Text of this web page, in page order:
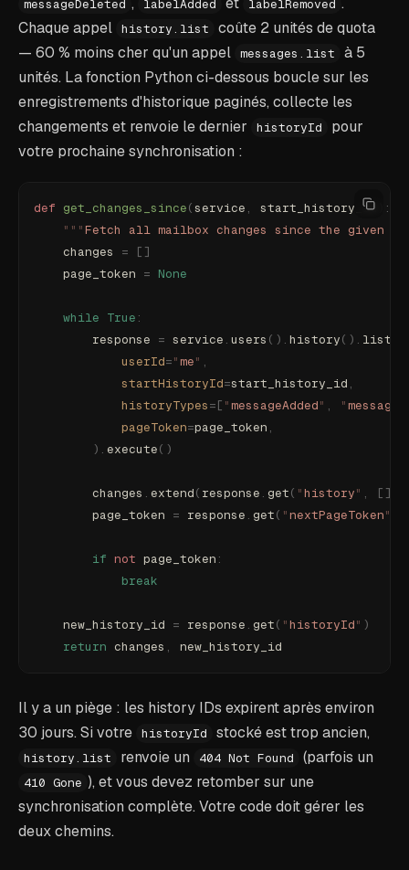
messageDeleted labelAdded labelRemoved
Chaque appel history.list
coûte 2 unités de quota
— 60 % moins cher qu'un appel messages.list
à 5
unités. La fonction Python ci-dessous boucle sur les
enregistrements d'historique paginés, collecte les
changements et renvoie le dernier
historyId
pour
votre prochaine synchronisation :
def get_changes_since( service , start_history_id
):
    """
Fetch all mailbox changes since the given
    changes
= []
    page_token
= None
    while
True :
        response
= service . users (). history(). list
            userId
="me" ,
            startHistoryId
=start_history_id ,
            historyTypes
=[ "messageAdded" , "
            pageToken
=page_token ,
        ).
execute()
        changes
. extend( response . get( "history" ,
[]))
        page_token
= response . get( "nextPageToken"
        if
not page_token :
            break
    new_history_id
= response . get( "historyId" )
    return
changes , new_history_id
Il y a un piège : les history IDs expirent après environ
30 jours. Si votre historyId stocké est trop ancien,
history.list renvoie un 404 Not Found (parfois un
410 Gone ), et vous devez retomber sur une
synchronisation complète. Votre code doit gérer les
deux chemins.